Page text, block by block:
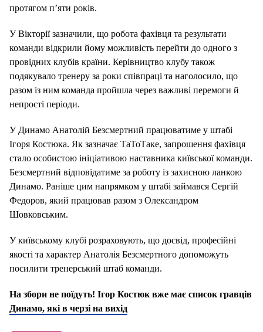
протягом п’яти років.
У Вікторії зазначили, що робота фахівця та результати
команди відкрили йому можливість перейти до одного з
провідних клубів країни. Керівництво клубу також
подякувало тренеру за роки співпраці та наголосило, що
разом із ним команда пройшла через важливі перемоги й
непрості періоди.
У Динамо Анатолій Безсмертний працюватиме у штабі
Ігоря Костюка. Як зазначає ТаТоТаке, запрошення фахівця
стало особистою ініціативою наставника київської команди.
Безсмертний відповідатиме за роботу із захисною ланкою
Динамо. Раніше цим напрямком у штабі займався Сергій
Федоров, який працював разом з Олександром
Шовковським.
У київському клубі розраховують, що досвід, професійні
якості та характер Анатолія Безсмертного допоможуть
посилити тренерський штаб команди.
На збори не поїдуть! Ігор Костюк вже має список гравців
Динамо, які в черзі на вихід